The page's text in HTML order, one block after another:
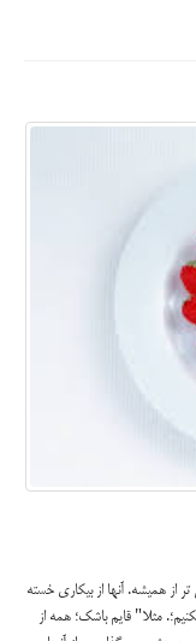
همیشه. آنها از بیکاری خسته
مثلا" قایم باشک؛ همه از